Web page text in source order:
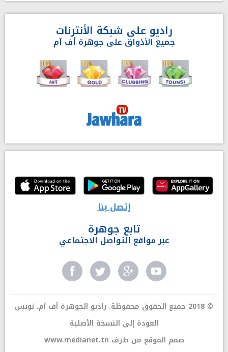
راديو على شبكة الأنترنات
جميع الأذواق على جوهرة أف آم
إتصل بنا
تابع جوهرة
عبر مواقع التواصل الاجتماعي
© 2018 جميع الحقوق محفوظة. راديو الجوهرة أف آم، تونس
العودة إلى النسخة الأصلية
www.medianet.tn صمم الموقع من طرف